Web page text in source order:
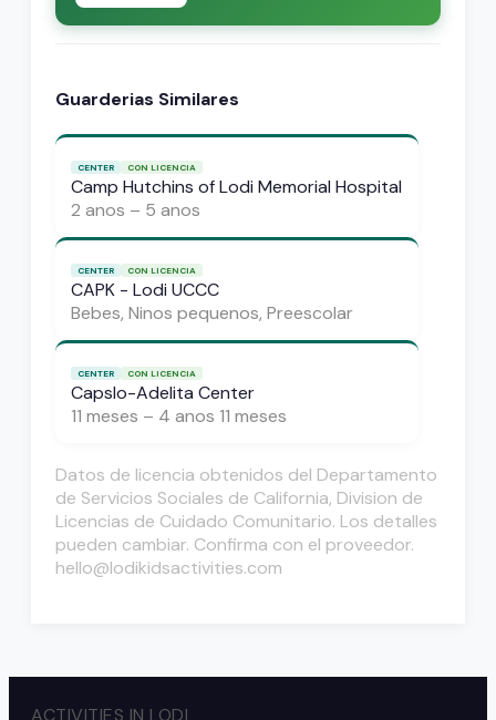
Guarderias Similares
CENTER CON LICENCIA
Camp Hutchins of Lodi Memorial Hospital
2 anos – 5 anos
CENTER CON LICENCIA
CAPK - Lodi UCCC
Bebes, Ninos pequenos, Preescolar
CENTER CON LICENCIA
Capslo-Adelita Center
11 meses – 4 anos 11 meses
Datos de licencia obtenidos del Departamento
de Servicios Sociales de California, Division de
Licencias de Cuidado Comunitario. Los detalles
pueden cambiar. Confirma con el proveedor.
hello@lodikidsactivities.com
ACTIVITIES IN LODI